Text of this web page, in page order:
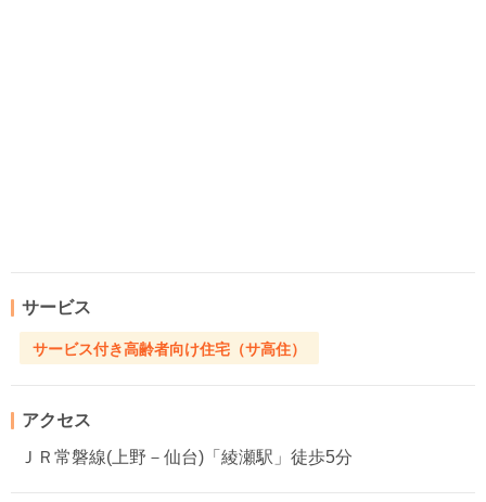
サービス
サービス付き高齢者向け住宅（サ高住）
アクセス
ＪＲ常磐線(上野－仙台)「綾瀬駅」徒歩5分